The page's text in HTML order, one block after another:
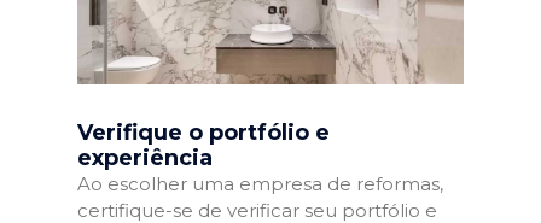
Verifique o portfólio e
experiência
Ao escolher uma empresa de reformas,
certifique-se de verificar seu portfólio e